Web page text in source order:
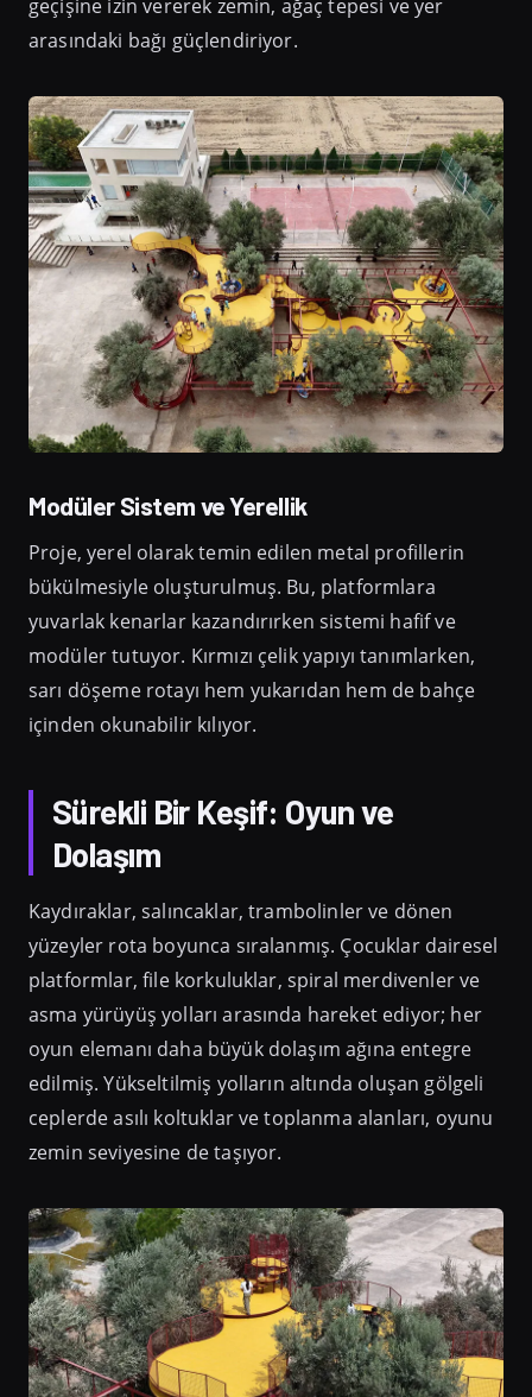
geçişine izin vererek zemin, ağaç tepesi ve yer
arasındaki bağı güçlendiriyor.
Modüler Sistem ve Yerellik
Proje, yerel olarak temin edilen metal profillerin
bükülmesiyle oluşturulmuş. Bu, platformlara
yuvarlak kenarlar kazandırırken sistemi hafif ve
modüler tutuyor. Kırmızı çelik yapıyı tanımlarken,
sarı döşeme rotayı hem yukarıdan hem de bahçe
içinden okunabilir kılıyor.
Sürekli Bir Keşif: Oyun ve
Dolaşım
Kaydıraklar, salıncaklar, trambolinler ve dönen
yüzeyler rota boyunca sıralanmış. Çocuklar dairesel
platformlar, file korkuluklar, spiral merdivenler ve
asma yürüyüş yolları arasında hareket ediyor; her
oyun elemanı daha büyük dolaşım ağına entegre
edilmiş. Yükseltilmiş yolların altında oluşan gölgeli
ceplerde asılı koltuklar ve toplanma alanları, oyunu
zemin seviyesine de taşıyor.